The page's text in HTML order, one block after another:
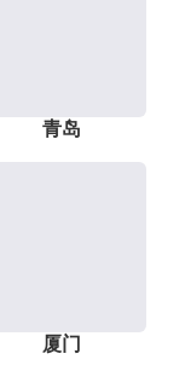
青岛
厦门